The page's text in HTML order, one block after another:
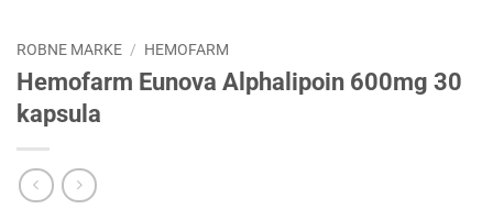
ROBNE MARKE / HEMOFARM
Hemofarm Eunova Alphalipoin 600mg 30
kapsula